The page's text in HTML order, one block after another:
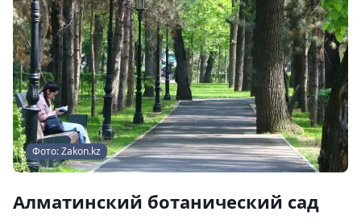
Фото: Zakon.kz
Алматинский ботанический сад